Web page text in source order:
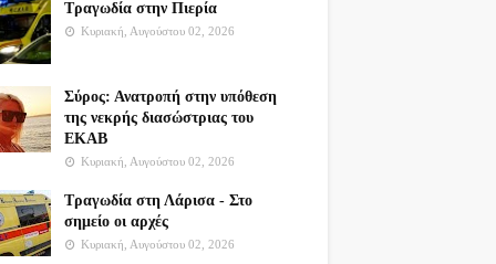
Τραγωδία στην Πιερία
Κυριακή, Αυγούστου 02, 2026
Σύρος: Ανατροπή στην υπόθεση
της νεκρής διασώστριας του
ΕΚΑΒ
Κυριακή, Αυγούστου 02, 2026
Τραγωδία στη Λάρισα - Στο
σημείο οι αρχές
Κυριακή, Αυγούστου 02, 2026